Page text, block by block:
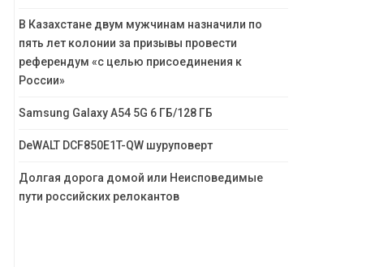
В Казахстане двум мужчинам назначили по
пять лет колонии за призывы провести
референдум «с целью присоединения к
России»
Samsung Galaxy A54 5G 6 ГБ/128 ГБ
DeWALT DCF850E1T-QW шуруповерт
Долгая дорога домой или Неисповедимые
пути российских релокантов